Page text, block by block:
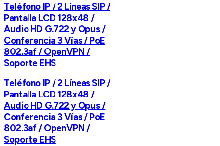
Teléfono IP / 2 Líneas SIP /
Pantalla LCD 128x48 /
Audio HD G.722 y Opus /
Conferencia 3 Vías / PoE
802.3af / OpenVPN /
Soporte EHS
Teléfono IP / 2 Líneas SIP /
Pantalla LCD 128x48 /
Audio HD G.722 y Opus /
Conferencia 3 Vías / PoE
802.3af / OpenVPN /
Soporte EHS